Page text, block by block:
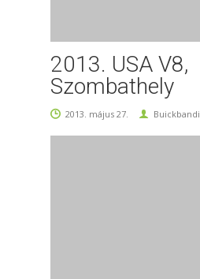
2013. USA V8,
Szombathely
2013. május 27. Buickbandi